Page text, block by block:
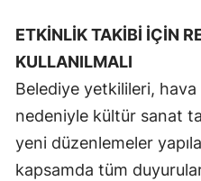
ETKİNLİK TAKİBİ İÇİN
KULLANILMALI
Belediye yetkilileri, hava
nedeniyle kültür sanat
yeni düzenlemeler
kapsamda tüm